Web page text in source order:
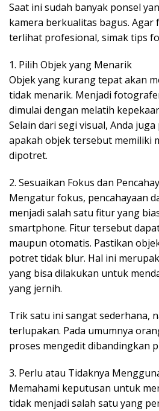
Saat ini sudah banyak ponsel
kamera berkualitas bagus. Agar
terlihat profesional, simak tips
1. Pilih Objek yang Menarik
Objek yang kurang tepat akan
tidak menarik. Menjadi
dimulai dengan melatih
Selain dari segi visual, Anda
apakah objek tersebut memiliki
dipotret.
2. Sesuaikan Fokus dan
Mengatur fokus, pencahayaan
menjadi salah satu fitur yang
smartphone. Fitur tersebut
maupun otomatis. Pastikan
potret tidak blur. Hal ini
yang bisa dilakukan untuk
yang jernih.
Trik satu ini sangat sederhana,
terlupakan. Pada umumnya
proses mengedit dibandingkan
3. Perlu atau Tidaknya
Memahami keputusan untuk
tidak menjadi salah satu yang